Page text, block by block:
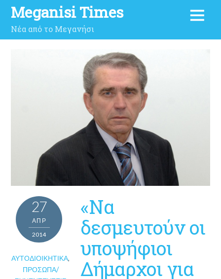
Meganisi Times
Νέα από το Μεγανήσι
27
ΑΠΡ
2014
ΑΥΤΟΔΙΟΙΚΗΤΙΚΆ,
ΠΡΌΣΩΠΑ/
«Να
δεσμευτούν οι
υποψήφιοι
Δήμαρχοι για